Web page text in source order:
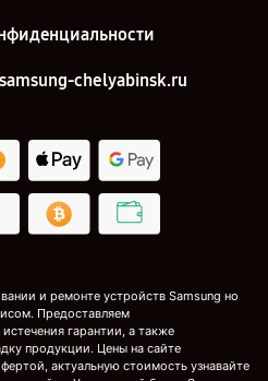
chelyabinsk.ru
и ремонте устройств Samsung но
Предоставляем
гарантии, а также
продукции. Цены на сайте
актуальную стоимость узнавайте